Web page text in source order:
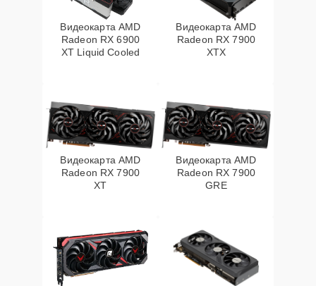
Видеокарта AMD
Radeon RX 6900
XT Liquid Cooled
Видеокарта AMD
Radeon RX 7900
XTX
Видеокарта AMD
Radeon RX 7900
XT
Видеокарта AMD
Radeon RX 7900
GRE